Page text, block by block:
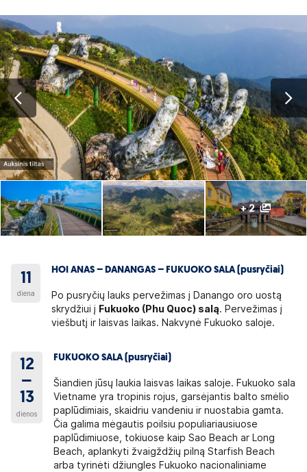
+ 2
11
diena
HOI ANAS – DANANGAS – FUKUOKO SALA (pusryčiai)
Po pusryčių lauks pervežimas į Danango oro uostą
skrydžiui į Fukuoko (Phu Quoc) salą. Pervežimas į
viešbutį ir laisvas laikas. Nakvynė Fukuoko saloje.
12
–
13
dienos
FUKUOKO SALA (pusryčiai)
Šiandien jūsų laukia laisvas laikas saloje. Fukuoko sala
Vietname yra tropinis rojus, garsėjantis balto smėlio
paplūdimiais, skaidriu vandeniu ir nuostabia gamta.
Čia galima mėgautis poilsiu populiariausiuose
paplūdimiuose, tokiuose kaip Sao Beach ar Long
Beach, aplankyti žvaigždžių pilną Starfish Beach
arba tyrinėti džiungles Fukuoko nacionaliniame